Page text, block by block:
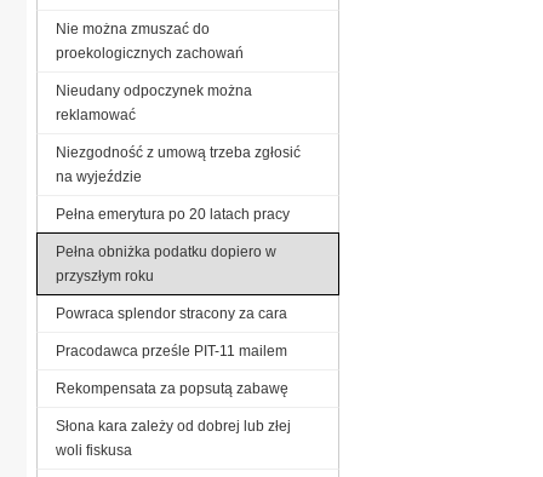
Nie można zmuszać do
proekologicznych zachowań
Nieudany odpoczynek można
reklamować
Niezgodność z umową trzeba zgłosić
na wyjeździe
Pełna emerytura po 20 latach pracy
Pełna obniżka podatku dopiero w
przyszłym roku
Powraca splendor stracony za cara
Pracodawca prześle PIT-11 mailem
Rekompensata za popsutą zabawę
Słona kara zależy od dobrej lub złej
woli fiskusa